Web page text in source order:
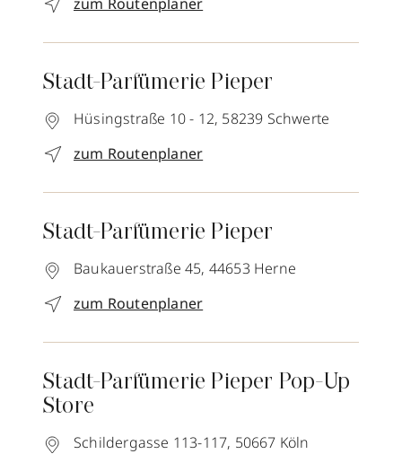
zum Routenplaner
Stadt-Parfümerie Pieper
Hüsingstraße 10 - 12, 58239 Schwerte
zum Routenplaner
Stadt-Parfümerie Pieper
Baukauerstraße 45, 44653 Herne
zum Routenplaner
Stadt-Parfümerie Pieper Pop-Up
Store
Schildergasse 113-117, 50667 Köln